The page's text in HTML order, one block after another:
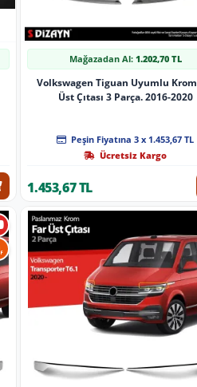
Mağazadan Al: 1.202,70 TL
Volkswagen Tiguan Uyumlu
Üst Çıtası 3 Parça. 2016-2020
Peşin Fiyatına 3 x 1.453,67 TL
Ücretsiz Kargo
1.453,67 TL